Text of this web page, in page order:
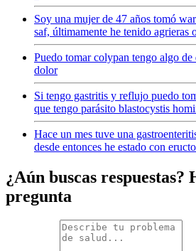
Soy una mujer de 47 años tomó
saf, últimamente he tenido agrieras
Puedo tomar colypan tengo algo
dolor
Si tengo gastritis y reflujo puedo
que tengo parásito blastocystis
Hace un mes tuve una
desde entonces he estado con
¿Aún buscas respuestas?
pregunta